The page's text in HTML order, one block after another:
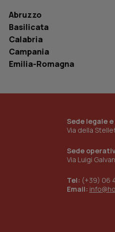
Abruzzo
Basilicata
Calabria
Campania
Emilia-Romagna
Sede legale
Via della
Sede
Via Luigi
Tel: (+39) 06
Email:
_ga_0VMQEQKQ1N
VISITOR_INFO1_LIVE
__Secure-YNID